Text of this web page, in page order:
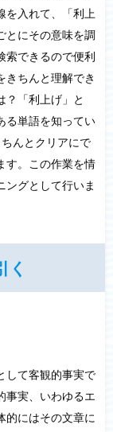
を入れて、「利上
とにその意味を調
索できるので便利
きちんと理解でき
？「利上げ」と
る単語を知ってい
んとクリアにで
す。この作業を情
ングとして行いま
く
して客観的事実で
事実、いわゆるエ
的にはその文章に